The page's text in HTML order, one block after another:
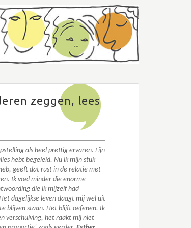
zeggen, lees
als heel prettig ervaren. Fijn
hebt begeleid. Nu ik mijn stuk
geeft dat rust in de relatie met
Ik voel minder die enorme
die ik mijzelf had
dagelijkse leven daagt mij wel uit
blijven staan. Het blijft oefenen. Ik
verschuiving, het raakt mij niet